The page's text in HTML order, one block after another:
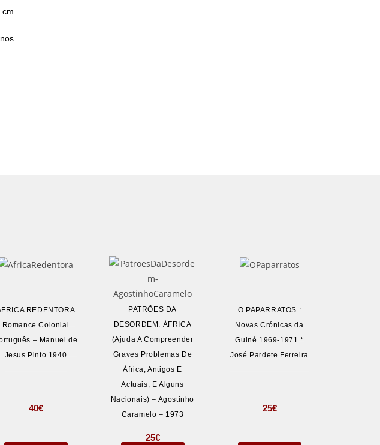
cm
REDENTORA
Romance Colonial
– Manuel de
Jesus Pinto 1940
40€
PATRÕES DA
DESORDEM: ÁFRICA
(Ajuda A Compreender
Graves Problemas De
África, Antigos E
Actuais, E Alguns
Nacionais) – Agostinho
Caramelo – 1973
25€
O PAPARRATOS :
Novas Crónicas da
Guiné 1969-1971 *
José Pardete Ferreira
25€